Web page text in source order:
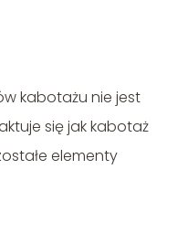
kabotażu nie jest
się jak kabotaż
elementy